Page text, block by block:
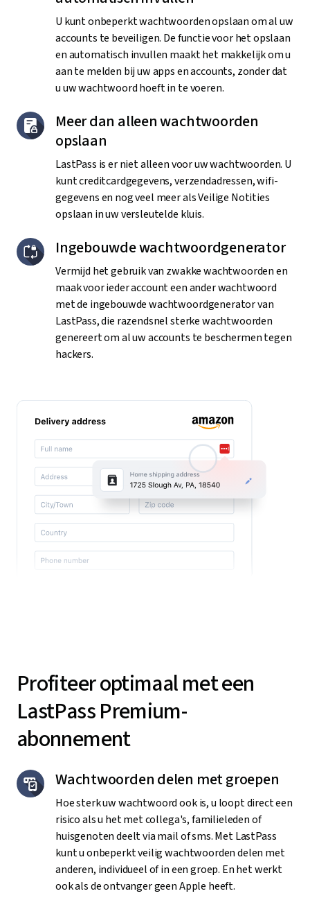
U kunt onbeperkt wachtwoorden opslaan om al uw
accounts te beveiligen. De functie voor het opslaan
en automatisch invullen maakt het makkelijk om u
aan te melden bij uw apps en accounts, zonder dat
u uw wachtwoord hoeft in te voeren.
Meer dan alleen wachtwoorden
opslaan
LastPass is er niet alleen voor uw wachtwoorden. U
kunt creditcardgegevens, verzendadressen, wifi-
gegevens en nog veel meer als Veilige Notities
opslaan in uw versleutelde kluis.
Ingebouwde wachtwoordgenerator
Vermijd het gebruik van zwakke wachtwoorden en
maak voor ieder account een ander wachtwoord
met de ingebouwde wachtwoordgenerator van
LastPass, die razendsnel sterke wachtwoorden
genereert om al uw accounts te beschermen tegen
hackers.
Profiteer optimaal met een
LastPass Premium-
abonnement
Wachtwoorden delen met groepen
Hoe sterk uw wachtwoord ook is, u loopt direct een
risico als u het met collega's, familieleden of
huisgenoten deelt via mail of sms. Met LastPass
kunt u onbeperkt veilig wachtwoorden delen met
anderen, individueel of in een groep. En het werkt
ook als de ontvanger geen Apple heeft.